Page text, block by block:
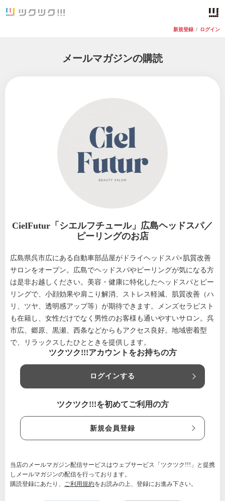
新規登録 / ログイン
メールマガジンの購読
CielFutur「シエルフチュール」広島ヘッドスパ／
ピーリングのお店
広島県呉市広にある自動車部品屋がドライヘッドスパ×肌質改善
サロンをオープン。広島でヘッドスパやピーリングが気になる方
は是非お越しください。美容・健康に特化したヘッドスパとピー
リングで、小顔効果や肩こり解消、ストレス軽減、肌質改善（ハ
リ、ツヤ、透明感アップ等）が期待できます。メンズセラピスト
も在籍し、女性だけでなく男性のお客様も通いやすいサロン。呉
市広、郷原、黒瀬、西条などからもアクセス良好。地域密着型
で、リラックスしたひとときを提供します。
ツクツク!!!アカウントをお持ちの方
ログインする
ツクツク!!!を初めてご利用の方
新規会員登録
当店のメールマガジン配信サービスはウェブサービス「ツクツク!!!」と提携
しメールマガジンの配信を行っております。
購読登録にあたり、 ご利用規約をお読みの上、登録にお進み下さい。